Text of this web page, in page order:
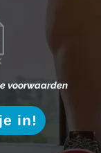
voorwaarden
in!